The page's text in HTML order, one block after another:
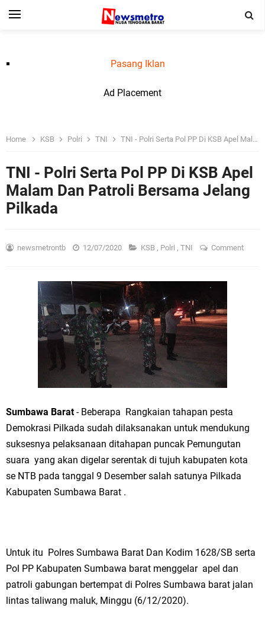
Pasang Iklan
Ad Placement
Home KSB Polri TNI TNI - Polri Serta Pol PP Di KSB Apel Malam Dan Patroli Bersama Jelang Pilkada
TNI - Polri Serta Pol PP Di KSB Apel
Malam Dan Patroli Bersama Jelang
Pilkada
newsmetrontb 12/07/2020 KSB , Polri , TNI Comment
Sumbawa Barat- Beberapa Rangkaian tahapan pesta
Demokrasi Pilkada sudah dilaksanakan untuk mendukung
suksesnya pelaksanaan ditahapan puncak Pemungutan
suara yang akan digelar serentak di tujuh kabupaten kota
se NTB pada tanggal 9 Desember salah satunya Pilkada
Kabupaten Sumbawa Barat .
Untuk itu Polres Sumbawa Barat Dan Kodim 1628/SB serta
Pol PP Kabupaten Sumbawa barat menggelar apel dan
patroli gabungan bertempat di Polres Sumbawa barat jalan
lintas taliwang maluk, Minggu (6/12/2020).